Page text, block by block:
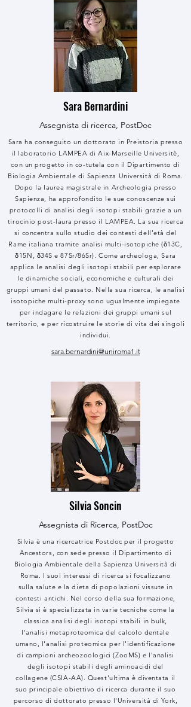
Sara Bernardini
Assegnista di ricerca, PostDoc
Sara ha conseguito un dottorato in Preistoria presso
il laboratorio LAMPEA di Aix-Marseille Universitè,
con un progetto in co-tutela con il Dipartimento di
Biologia Ambientale di Sapienza Università di Roma.
Dopo la laurea magistrale in Archeologia presso
Sapienza, ha approfondito le sue conoscenze sui
protocolli di analisi degli isotopi stabili grazie a un
tirocinio post-laura presso il LAMPEA. La sua ricerca
si concentra sullo studio dei contesti dell’età del
Rame italiana tramite analisi multi-isotopiche (δ13C,
δ15N, δ34S e 87Sr/86Sr). Come archeologa, Sara
applica le analisi degli isotopi stabili per esplorare
le dinamiche sociali, economiche e culturali dei
gruppi umani del passato. Nella sua ricerca, le analisi
isotopiche multi-proxy sono ugualmente impiegate
per indagare le relazioni dei gruppi umani sul
territorio, e per ricostruire le storie di vita dei singoli
individui.
sara.bernardini@uniroma1.it
Silvia Soncin
Assegnista di Ricerca, PostDoc
Silvia è una ricercatrice Postdoc per il progetto
Ancestors, con sede presso il Dipartimento di
Biologia Ambientale della Sapienza Università di
Roma. I suoi interessi di ricerca si focalizzano
sulla salute e la dieta di popolazioni vissute in
contesti antichi. Nel corso della sua formazione,
Silvia si è specializzata in varie tecniche come la
classica analisi degli isotopi stabili in bulk,
l'analisi metaproteomica del calcolo dentale
umano, l'analisi proteomica per l'identificazione
di campioni archeozoologici (ZooMS) e l'analisi
degli isotopi stabili degli aminoacidi del
collagene (CSIA-AA). Quest'ultima è diventata il
suo principale obiettivo di ricerca durante il suo
percorso di dottorato presso l'Università di York,